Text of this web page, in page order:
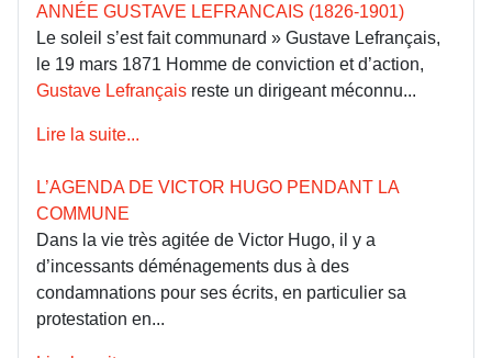
ANNÉE GUSTAVE LEFRANCAIS (1826-1901)
Le soleil s’est fait communard » Gustave Lefrançais,
le 19 mars 1871 Homme de conviction et d’action,
Gustave Lefrançais reste un dirigeant méconnu...
Lire la suite...
L’AGENDA DE VICTOR HUGO PENDANT LA
COMMUNE
Dans la vie très agitée de Victor Hugo, il y a
d’incessants déménagements dus à des
condamnations pour ses écrits, en particulier sa
protestation en...